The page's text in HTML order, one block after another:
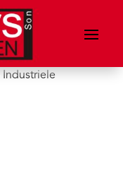
Industriele